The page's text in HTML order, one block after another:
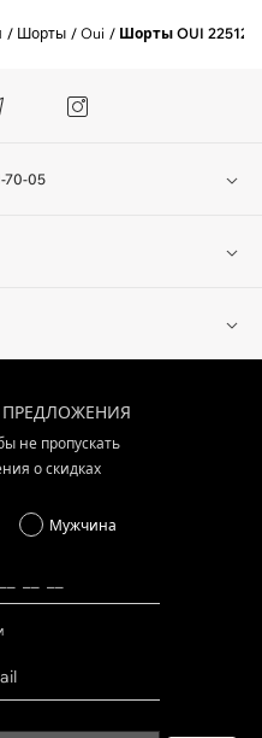
Шорты Oui Шорты OUI 225120
70-05
не пропускать
о скидках
Мужчина